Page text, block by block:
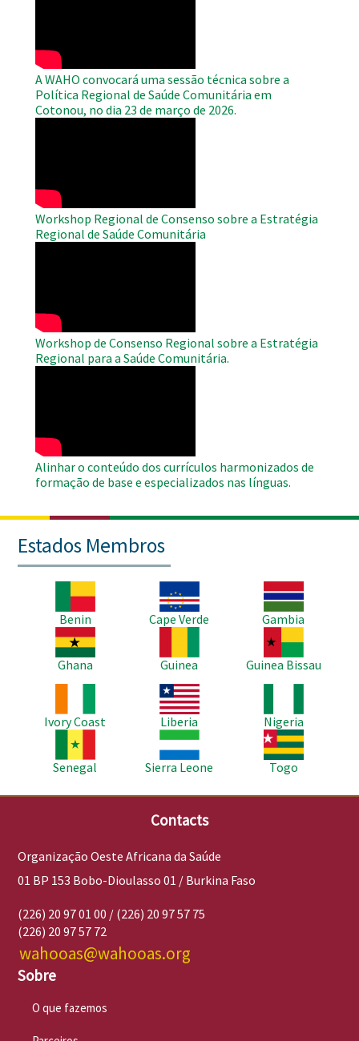
A WAHO convocará uma sessão técnica sobre a
Política Regional de Saúde Comunitária em
Cotonou, no dia 23 de março de 2026.
Workshop Regional de Consenso sobre a Estratégia
Regional de Saúde Comunitária
Workshop de Consenso Regional sobre a Estratégia
Regional para a Saúde Comunitária.
Alinhar o conteúdo dos currículos harmonizados de
formação de base e especializados nas línguas.
Estados Membros
Benin
Imagem
Cape Verde
Imagem
Gambia
Imagem
Ghana
Guinea
Imagem
Guinea Bissau
Ivory Coast
Imagem
Liberia
Nigeria
Imagem
Senegal
Imagem
Sierra Leone
Imagem
Togo
Contacts
Organização Oeste Africana da Saúde
01 BP 153 Bobo-Dioulasso 01 / Burkina Faso
(226) 20 97 01 00 / (226) 20 97 57 75
(226) 20 97 57 72
wahooas@wahooas.org
Sobre
O que fazemos